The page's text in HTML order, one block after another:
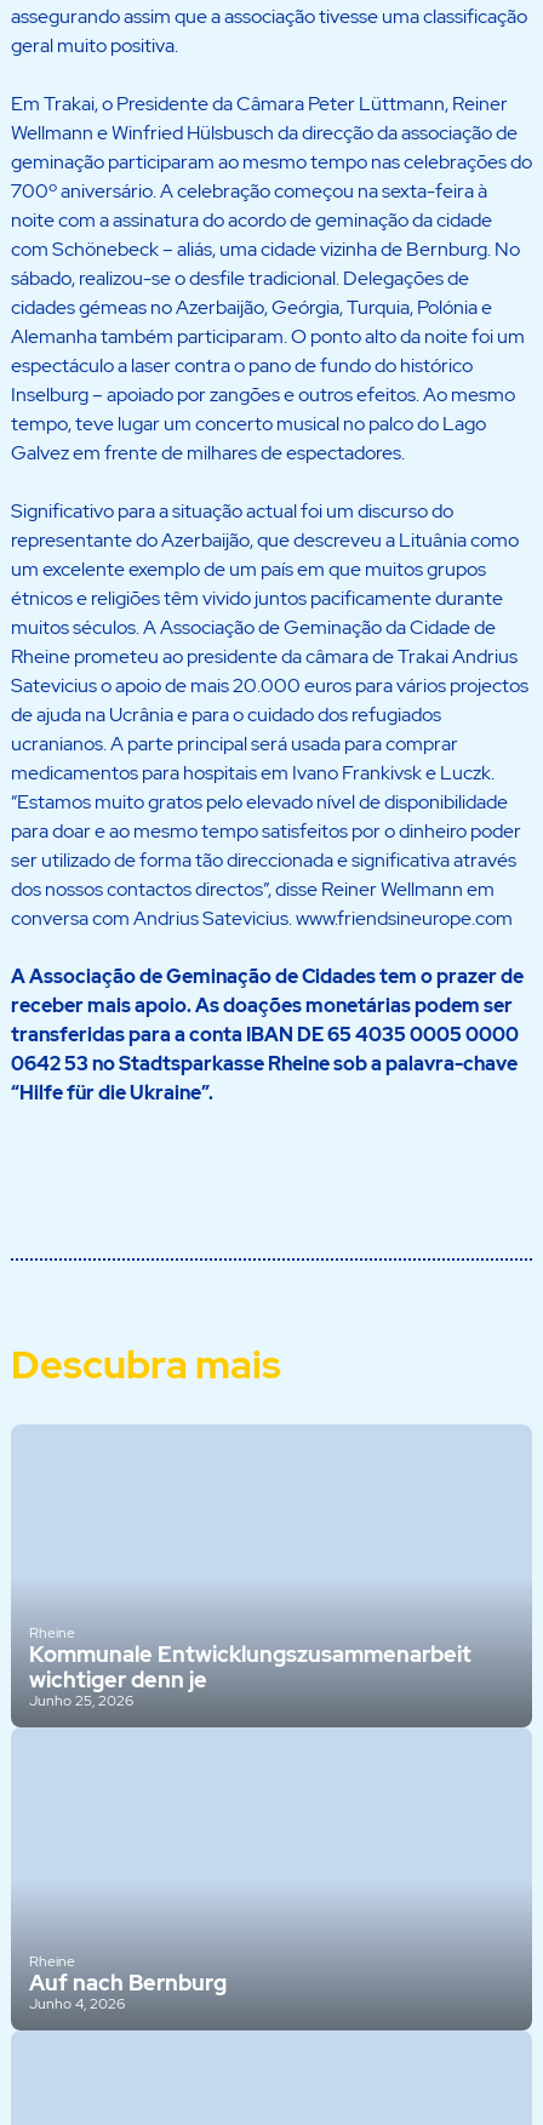
assegurando assim que a associação tivesse uma classificação
geral muito positiva.
Em Trakai, o Presidente da Câmara Peter Lüttmann, Reiner
Wellmann e Winfried Hülsbusch da direcção da associação de
geminação participaram ao mesmo tempo nas celebrações do
700º aniversário. A celebração começou na sexta-feira à
noite com a assinatura do acordo de geminação da cidade
com Schönebeck – aliás, uma cidade vizinha de Bernburg. No
sábado, realizou-se o desfile tradicional. Delegações de
cidades gémeas no Azerbaijão, Geórgia, Turquia, Polónia e
Alemanha também participaram. O ponto alto da noite foi um
espectáculo a laser contra o pano de fundo do histórico
Inselburg – apoiado por zangões e outros efeitos. Ao mesmo
tempo, teve lugar um concerto musical no palco do Lago
Galvez em frente de milhares de espectadores.
Significativo para a situação actual foi um discurso do
representante do Azerbaijão, que descreveu a Lituânia como
um excelente exemplo de um país em que muitos grupos
étnicos e religiões têm vivido juntos pacificamente durante
muitos séculos. A Associação de Geminação da Cidade de
Rheine prometeu ao presidente da câmara de Trakai Andrius
Satevicius o apoio de mais 20.000 euros para vários projectos
de ajuda na Ucrânia e para o cuidado dos refugiados
ucranianos. A parte principal será usada para comprar
medicamentos para hospitais em Ivano Frankivsk e Luczk.
“Estamos muito gratos pelo elevado nível de disponibilidade
para doar e ao mesmo tempo satisfeitos por o dinheiro poder
ser utilizado de forma tão direccionada e significativa através
dos nossos contactos directos”, disse Reiner Wellmann em
conversa com Andrius Satevicius. www.friendsineurope.com
A Associação de Geminação de Cidades tem o prazer de
receber mais apoio. As doações monetárias podem ser
transferidas para a conta IBAN DE 65 4035 0005 0000
0642 53 no Stadtsparkasse Rheine sob a palavra-chave
“Hilfe für die Ukraine”.
Descubra mais
Rheine
Kommunale Entwicklungszusammenarbeit
wichtiger denn je
Junho 25, 2026
Rheine
Auf nach Bernburg
Junho 4, 2026